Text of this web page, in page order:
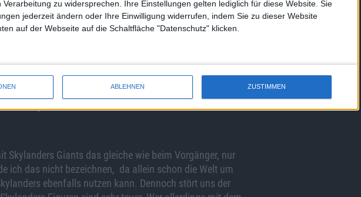
Verarbeitung zu widersprechen. Ihre Einstellungen gelten lediglich für diese Website. Sie
jederzeit ändern oder Ihre Einwilligung widerrufen, indem Sie zu dieser Website
auf der Webseite auf die Schaltfläche "Datenschutz" klicken.
ABLEHNEN ZUSTIMMEN
ist die Tatsache dass es 16 neue Figuren gibt. Natürlich
diese auf das Portal stellt. Eins gleich vorweg, ihr könnt
Skylanders können via Minispiele und Geheimlevel auch
gibt es überall versteckte Level, die ihr erstmal
Der Portalmeister Kaos sorgt erneut für Ärger. Die
in den Regalen stehen. Doch schon bald
wurde die Geschichte von den Machern der „Toy
jetzt fast schon an Pixar-Filme!
Skylanders Giants das gleiche wie beim Vorgänger, nur
ich das nicht bezeichnen, da allein schon die Welt um
ebenfalls nutzen kann. Dennoch stört uns der